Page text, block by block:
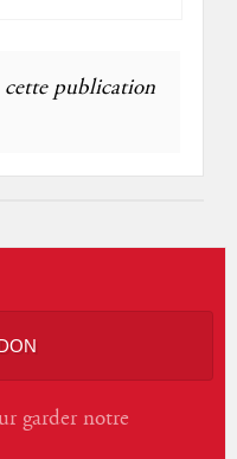
cette publication
garder notre